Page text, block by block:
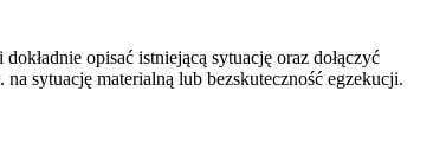
opisać istniejącą sytuację oraz dołączyć
sytuację materialną lub bezskuteczność egzekucji.